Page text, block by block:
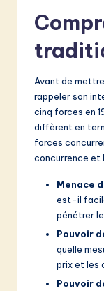
ti
o
Avant de
rappeler son
cinq forces en
diffèrent en
forces
concurrence et
Menace
est-il
pénétrer
Pouvoir
quelle
prix et les
Pouvoir